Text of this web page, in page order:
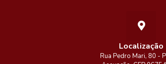
Localização
Rua Pedro Mari, 80 -